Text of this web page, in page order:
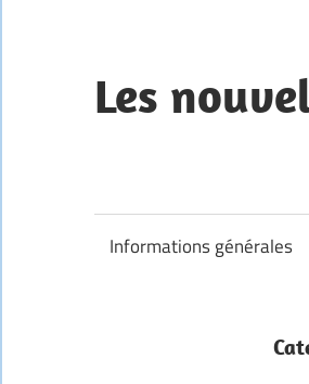
content
Les
Informations générales